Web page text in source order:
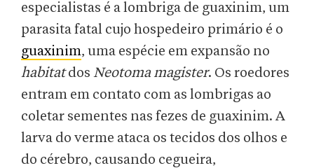
especialistas é a lombriga de guaxinim, um
parasita fatal cujo hospedeiro primário é o
guaxinim, uma espécie em expansão no
habitatdos Neotoma magister. Os roedores
entram em contato com as lombrigas ao
coletar sementes nas fezes de guaxinim. A
larva do verme ataca os tecidos dos olhos e
do cérebro, causando cegueira,